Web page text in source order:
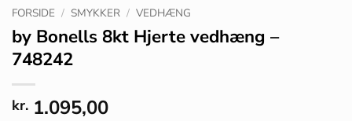
FORSIDE / SMYKKER / VEDHÆNG
by Bonells 8kt Hjerte vedhæng –
748242
kr. 1.095,00